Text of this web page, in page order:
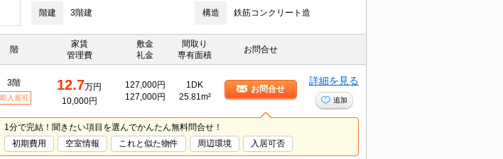
階建 3階建 構造 鉄筋コンクリート造
階
家賃
管理費
敷金
礼金
間取り
専有面積
お問合せ
3階
即入居可
12.7万円
10,000円
127,000円
127,000円
1DK
25.81m²
お問合せ
詳細を見る
追加
1分で完結！聞きたい項目を選んでかんたん無料問合せ！
初期費用
空室情報 これと似た物件 周辺環境 入居可否